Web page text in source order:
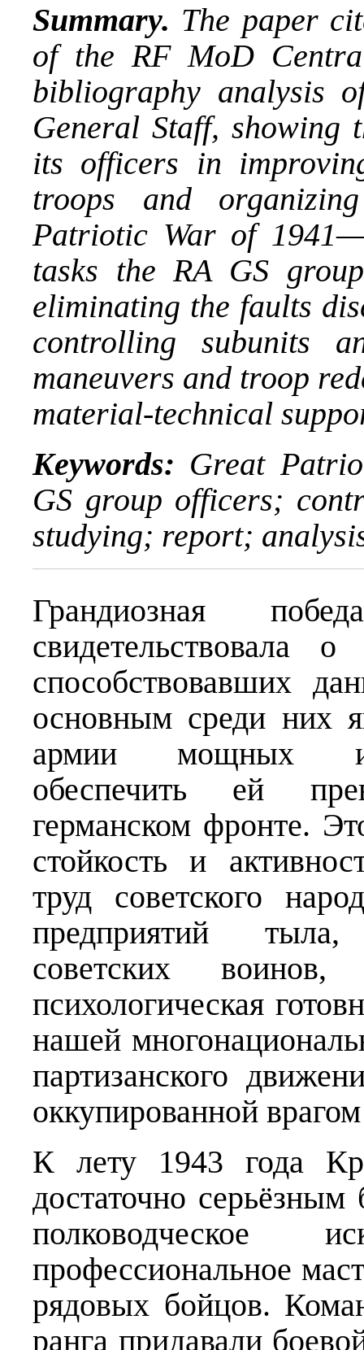
Summary. The paper
of the RF MoD
bibliography analysis
General Staff, showing
its officers in
troops and
Patriotic War of
tasks the RA GS
eliminating the faults
controlling subunits
maneuvers and troop
material-technical
Keywords: Great
GS group officers;
studying; report;
Грандиозная
свидетельствовала
способствовавших
основным среди них
армии мощных
обеспечить ей
германском фронте.
стойкость и
труд советского
предприятий
советских
психологическая
нашей
партизанского
оккупированной
К лету 1943 года
достаточно
полководческое
профессиональное
рядовых бойцов.
ранга придавали